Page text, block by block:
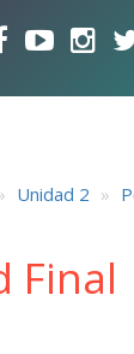
Unidad 2
Final